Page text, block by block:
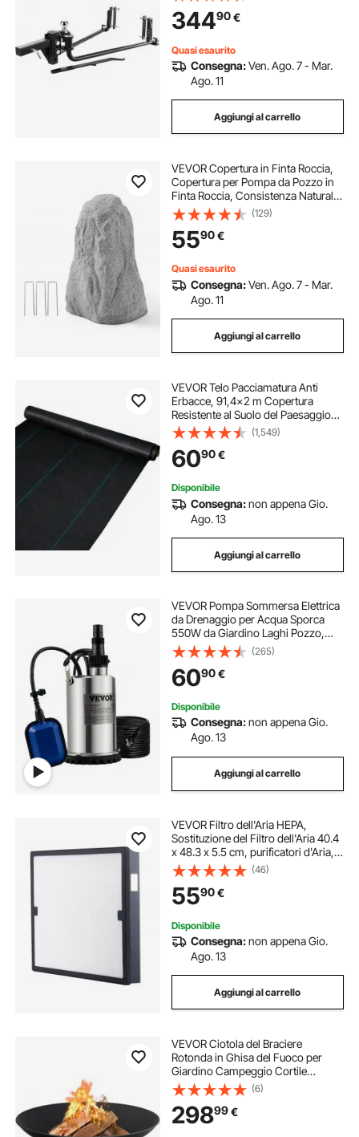
Rimorchio per Livellamento del
Carico, Verniciato a Polvere, Nero
34490€
Quasi esaurito
Consegna:Ven. Ago. 7 - Mar.
Ago. 11
Aggiungi al carrello
VEVOR Copertura in Finta Roccia,
Copertura per Pompa da Pozzo in
Finta Roccia, Consistenza Naturale
Realistica, Artificiale e Resistente
alle Intemperie per Giardino, Grigio,
Taglia Media
(129)
5590€
Quasi esaurito
Consegna:Ven. Ago. 7 - Mar.
Ago. 11
Aggiungi al carrello
VEVOR Telo Pacciamatura Anti
Erbacce, 91,4x2 m Copertura
Resistente al Suolo del Paesaggio
della Barriera dell'erbaccia Tessuta
PP Resistente, 183 ㎡, Tessuto
Geotessile per Giardino Colore
Nero
(1,549)
6090€
Disponibile
Consegna:non appena Gio.
Ago. 13
Aggiungi al carrello
VEVOR Pompa Sommersa Elettrica
da Drenaggio per Acqua Sporca
550W da Giardino Laghi Pozzo,
Elettropompa a Immersione per
Drenaggio di Acque Sporche Nere
Scure 1,5A 550W per Piscina
Giardino Pozzetto
(265)
6090€
Disponibile
Consegna:non appena Gio.
Ago. 13
Aggiungi al carrello
VEVOR Filtro dell'Aria HEPA,
Sostituzione del Filtro dell'Aria 40.4
x 48.3 x 5.5 cm, purificatori d'Aria,
Attrezzature per il Ripristino dei
Danni dell'Acqua
(46)
5590€
Disponibile
Consegna:non appena Gio.
Ago. 13
Aggiungi al carrello
VEVOR Ciotola del Braciere
Rotonda in Ghisa del Fuoco per
Giardino Campeggio Cortile
Spiaggia Diametro 76cm, Ciotola
76cm del Braciere con Base da
Esterno in Ghisa Profondità 14cm
per BBQ Campeggio
(6)
29899€